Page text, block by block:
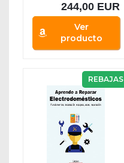
244,00 EUR
Ver
producto
REBAJAS